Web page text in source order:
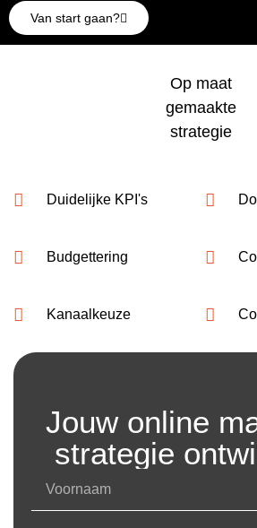
Van start gaan?
Op maat
gemaakte
strategie
Duidelijke KPI's
Budgettering
Kanaalkeuze
Jouw online
strategie